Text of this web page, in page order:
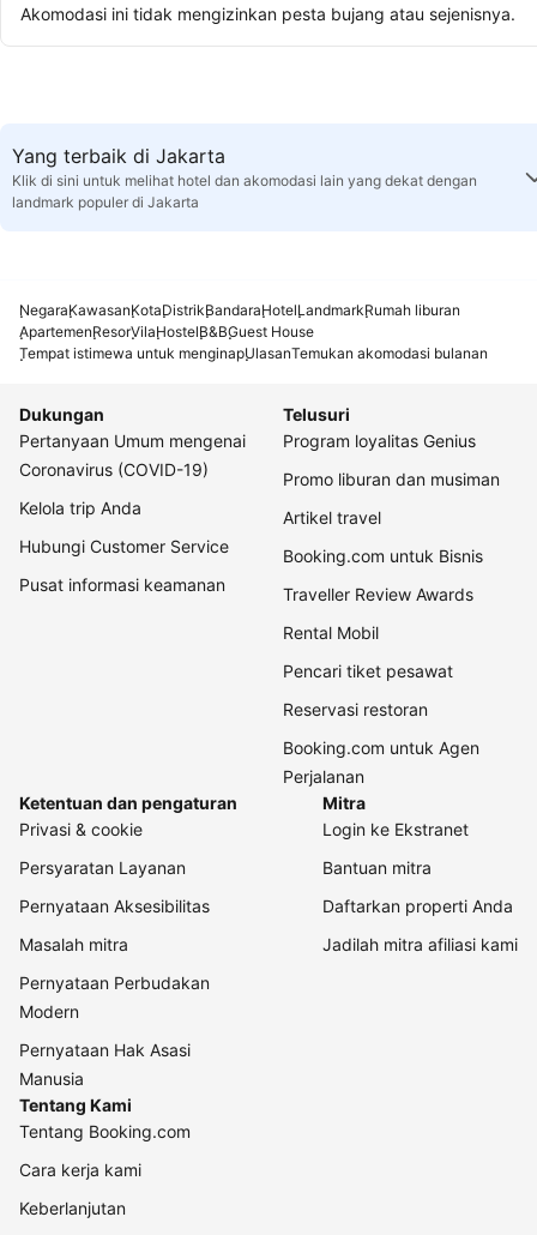
Akomodasi ini tidak mengizinkan pesta bujang atau sejenisnya.
Yang terbaik di Jakarta
Klik di sini untuk melihat hotel dan akomodasi lain yang dekat dengan
landmark populer di Jakarta
NegaraKawasanKotaDistrikBandaraHotelLandmarkRumah liburan
ApartemenResorVilaHostelB&BGuest House
Tempat istimewa untuk menginapUlasanTemukan akomodasi bulanan
Dukungan
Pertanyaan Umum mengenai
Coronavirus (COVID-19)
Kelola trip Anda
Hubungi Customer Service
Pusat informasi keamanan
Telusuri
Program loyalitas Genius
Promo liburan dan musiman
Artikel travel
Booking.com untuk Bisnis
Traveller Review Awards
Rental Mobil
Pencari tiket pesawat
Reservasi restoran
Booking.com untuk Agen
Perjalanan
Ketentuan dan pengaturan
Privasi & cookie
Persyaratan Layanan
Pernyataan Aksesibilitas
Masalah mitra
Pernyataan Perbudakan
Modern
Pernyataan Hak Asasi
Manusia
Mitra
Login ke Ekstranet
Bantuan mitra
Daftarkan properti Anda
Jadilah mitra afiliasi kami
Tentang Kami
Tentang Booking.com
Cara kerja kami
Keberlanjutan